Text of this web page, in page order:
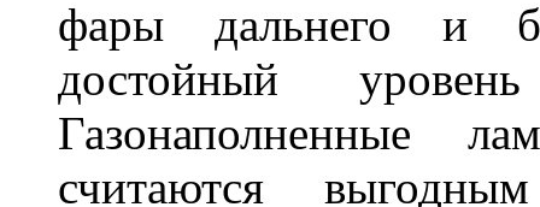
фары дальнего и
достойный
Газонаполненные
считаются